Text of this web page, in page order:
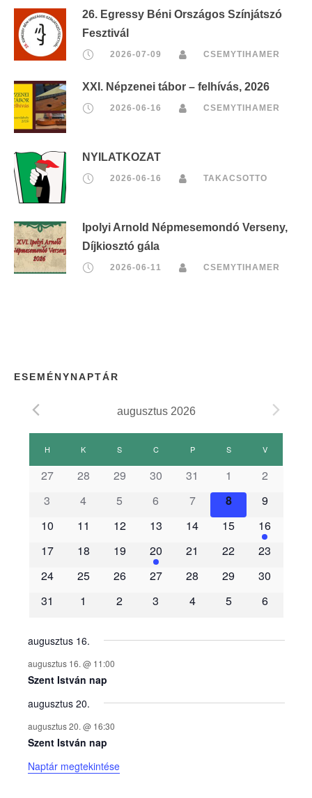
26. Egressy Béni Országos Színjátszó
Fesztivál
2026-07-09 CSEMYTIHAMER
XXI. Népzenei tábor – felhívás, 2026
2026-06-16 CSEMYTIHAMER
NYILATKOZAT
2026-06-16 TAKACSOTTO
Ipolyi Arnold Népmesemondó Verseny,
Díjkiosztó gála
2026-06-11 CSEMYTIHAMER
ESEMÉNYNAPTÁR
augusztus 2026
E
m
é
n
y
e
k
n
a
H K S CCSÜTÖRTÖK
PPÉNTEK SSZOMBAT
VVASÁRNAP
27 28 29 30 31 1
2
3
4 5 6 7 8
9
10
11 12 13 14 15
16
17
18 19 20 21 22
23
24
25 26 27 28 29
30
31
1 2 3 4 5 6
augusztus 16.
augusztus 16. @ 11:00
Szent István nap
augusztus 20.
augusztus 20. @ 16:30
Szent István nap
Naptár megtekintése